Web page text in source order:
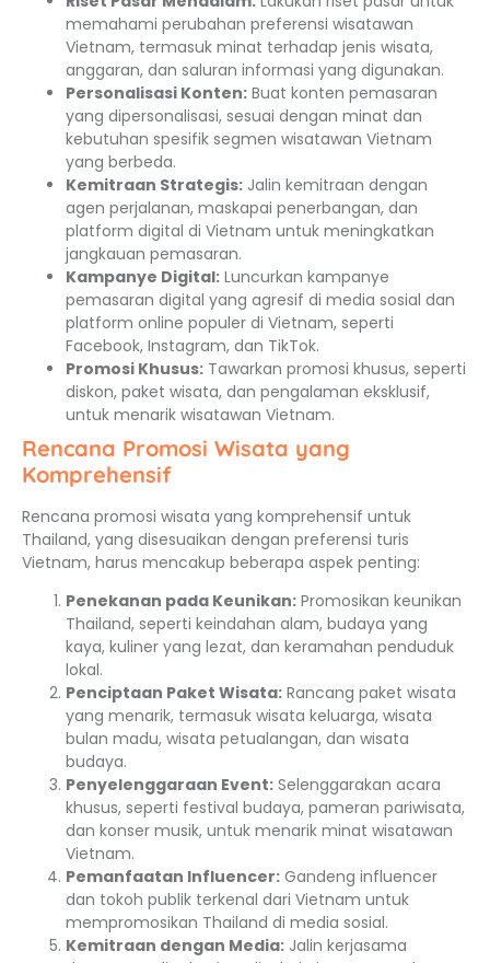
memahami perubahan preferensi wisatawan
Vietnam, termasuk minat terhadap jenis wisata,
anggaran, dan saluran informasi yang digunakan.
Personalisasi Konten: Buat konten pemasaran
yang dipersonalisasi, sesuai dengan minat dan
kebutuhan spesifik segmen wisatawan Vietnam
yang berbeda.
Kemitraan Strategis: Jalin kemitraan dengan
agen perjalanan, maskapai penerbangan, dan
platform digital di Vietnam untuk meningkatkan
jangkauan pemasaran.
Kampanye Digital: Luncurkan kampanye
pemasaran digital yang agresif di media sosial dan
platform online populer di Vietnam, seperti
Facebook, Instagram, dan TikTok.
Promosi Khusus: Tawarkan promosi khusus, seperti
diskon, paket wisata, dan pengalaman eksklusif,
untuk menarik wisatawan Vietnam.
Rencana Promosi Wisata yang
Komprehensif
Rencana promosi wisata yang komprehensif untuk
Thailand, yang disesuaikan dengan preferensi turis
Vietnam, harus mencakup beberapa aspek penting:
Penekanan pada Keunikan: Promosikan keunikan
Thailand, seperti keindahan alam, budaya yang
kaya, kuliner yang lezat, dan keramahan penduduk
lokal.
Penciptaan Paket Wisata: Rancang paket wisata
yang menarik, termasuk wisata keluarga, wisata
bulan madu, wisata petualangan, dan wisata
budaya.
Penyelenggaraan Event: Selenggarakan acara
khusus, seperti festival budaya, pameran pariwisata,
dan konser musik, untuk menarik minat wisatawan
Vietnam.
Pemanfaatan Influencer: Gandeng influencer
dan tokoh publik terkenal dari Vietnam untuk
mempromosikan Thailand di media sosial.
Kemitraan dengan Media: Jalin kerjasama